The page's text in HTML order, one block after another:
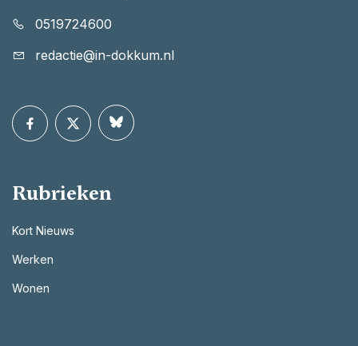
0519724600
redactie@in-dokkum.nl
Rubrieken
Kort Nieuws
Werken
Wonen